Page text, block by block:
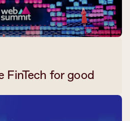
FinTech for good